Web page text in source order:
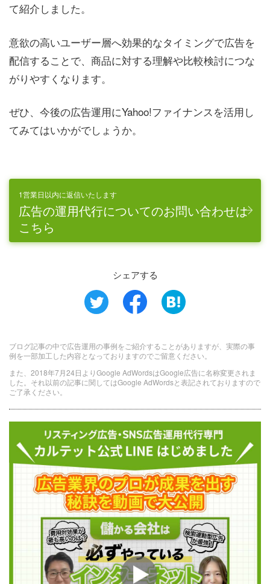
て紹介しました。
意欲の高いユーザー層へ効果的なタイミングで広告を
配信することで、商品に対する理解や比較検討につな
がりやすくなります。
ぜひ、今後の広告運用にYahoo!ファイナンスを活用し
てみてはいかがでしょうか。
1営業日以内に返信いたします
広告の運用代行についてのお問い合わせは
こちら
シェアする
ブログ記事の中で広告運用の事例をご紹介することがありますが、実際の事
例を一部加工した内容となっておりますのでご留意ください。
また、2018年7月24日よりGoogle AdWordsはGoogle広告に名称変更されま
した。それ以前の記事に関してはGoogle AdWordsと表記されておりますので
ご了承ください。